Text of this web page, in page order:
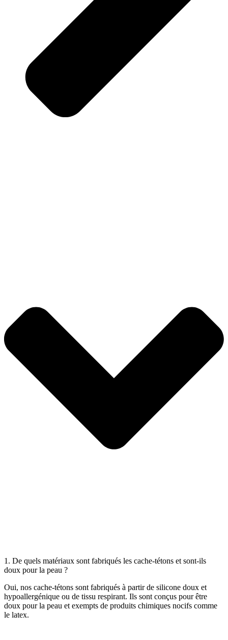
1. De quels matériaux sont fabriqués les cache-tétons et sont-ils
doux pour la peau ?
Oui, nos cache-tétons sont fabriqués à partir de silicone doux et
hypoallergénique ou de tissu respirant. Ils sont conçus pour être
doux pour la peau et exempts de produits chimiques nocifs comme
le latex.